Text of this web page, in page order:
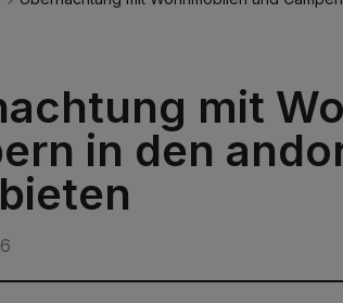
mit
in den